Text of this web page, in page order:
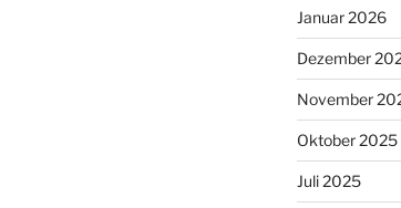
Januar 2026
Dezember
November
Oktober 2025
Juli 2025